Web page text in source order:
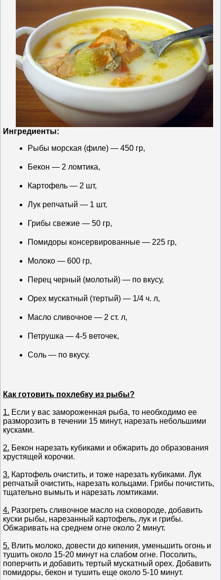
Ингредиенты:
Рыбы морская (филе) — 450 гр,
Бекон — 2 ломтика,
Картофель — 2 шт,
Лук репчатый — 1 шт,
Грибы свежие — 50 гр,
Помидоры консервированные — 225 гр,
Молоко — 600 гр,
Перец черный (молотый) — по вкусу,
Орех мускатный (тертый) — 1/4 ч. л,
Масло сливочное — 2 ст. л,
Петрушка — 4-5 веточек,
Соль — по вкусу.
Как готовить похлебку из рыбы?
1. Если у вас замороженная рыба, то необходимо ее
разморозить в течении 15 минут, нарезать небольшими
кусками.
2. Бекон нарезать кубиками и обжарить до образования
хрустящей корочки.
3. Картофель очистить, и тоже нарезать кубиками. Лук
репчатый очистить, нарезать кольцами. Грибы почистить,
тщательно вымыть и нарезать ломтиками.
4. Разогреть сливочное масло на сковороде, добавить
куски рыбы, нарезанный картофель, лук и грибы.
Обжаривать на среднем огне около 2 минут.
5. Влить молоко, довести до кипения, уменьшить огонь и
тушить около 15-20 минут на слабом огне. Посолить,
поперчить и добавить тертый мускатный орех. Добавить
помидоры, бекон и тушить еще около 5-10 минут.